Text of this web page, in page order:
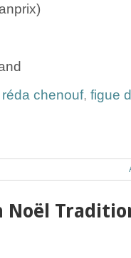
chenouf, figue
Noël